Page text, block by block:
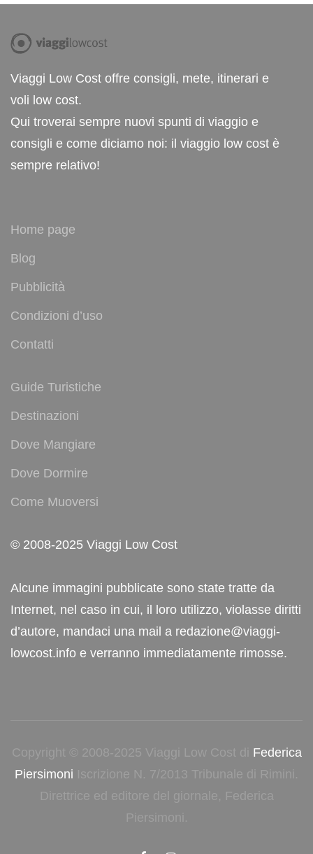
Viaggi Low Cost offre consigli, mete, itinerari e
voli low cost.
Qui troverai sempre nuovi spunti di viaggio e
consigli e come diciamo noi: il viaggio low cost è
sempre relativo!
Home page
Blog
Pubblicità
Condizioni d’uso
Contatti
Guide Turistiche
Destinazioni
Dove Mangiare
Dove Dormire
Come Muoversi
© 2008-2025 Viaggi Low Cost
Alcune immagini pubblicate sono state tratte da
Internet, nel caso in cui, il loro utilizzo, violasse diritti
d’autore, mandaci una mail a redazione@viaggi-
lowcost.info e verranno immediatamente rimosse.
Copyright © 2008-2025 Viaggi Low Cost di Federica
Piersimoni Iscrizione N. 7/2013 Tribunale di Rimini.
Direttrice ed editore del giornale, Federica
Piersimoni.